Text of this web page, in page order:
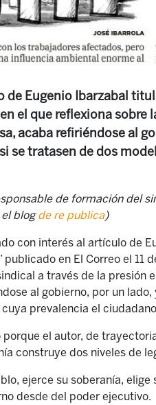
Eugenio Ibarzabal
el que reflexiona
acaba refiriéndose al
se tratasen de dos
de formación del
blogde re publica)
con interés al artículo de
publicado en El Correo el 11
a través de la presión
al gobierno, por un
prevalencia el
el autor, de
construye dos niveles de
ejerce su soberanía,
desde del poder ejecutivo.